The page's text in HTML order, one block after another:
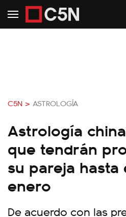
C5N > ASTROLOGÍA
Astrología
que tendrán
su pareja hasta
enero
De acuerdo con las